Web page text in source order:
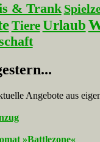
& Trank
Tiere Urlaub
An­ge­bo­te aus